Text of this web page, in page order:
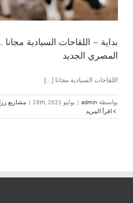
بداية – اللقاحات السيادية
المصري الجديد
اللقاحات السيادية مجانا [...]
بواسطة admin
| يوليو 28th, 2021 | مشاريع